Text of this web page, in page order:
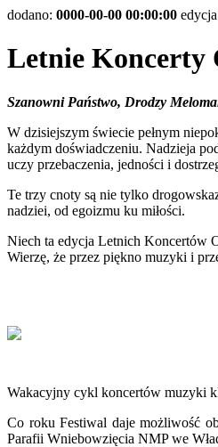
dodano: 0000-00-00 00:00:00
Letnie Koncerty
Szanowni Państwo, Drodzy
W dzisiejszym świecie pełnym
każdym doświadczeniu. Nadzieja
uczy przebaczenia, jedności i
Te trzy cnoty są nie tylko
nadziei, od egoizmu ku miłości.
Niech ta edycja Letnich Koncertów
Wierzę, że przez piękno muzyki i
Wakacyjny cykl koncertów muzyki
Co roku Festiwal daje możliwość
Parafii Wniebowzięcia NMP we